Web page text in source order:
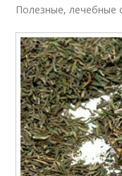
Полезные, лечебные